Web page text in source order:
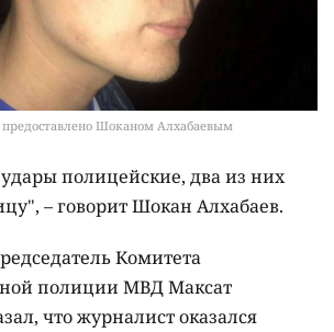
Шоканом Алхабаевым
полицейские, два из них
– говорит Шокан Алхабаев.
Комитета
полиции МВД Максат
что журналист оказался